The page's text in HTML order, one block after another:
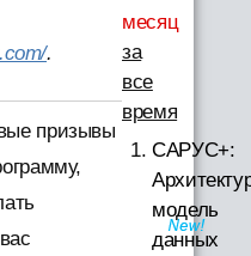
.
призывы
месяц
за
все
время
САРУС+:
модель
данных